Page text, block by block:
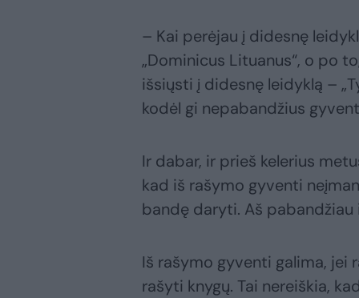
– Kai perėjau į didesnę
„Dominicus Lituanus“, o po
išsiųsti į didesnę leidyklą –
kodėl gi nepabandžius
Ir dabar, ir prieš kelerius
kad iš rašymo gyventi
bandę daryti. Aš pabandžiau
Iš rašymo gyventi galima, jei
rašyti knygų. Tai nereiškia,